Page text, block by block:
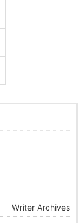
Writer Archives